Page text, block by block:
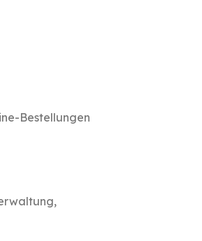
Bestellungen